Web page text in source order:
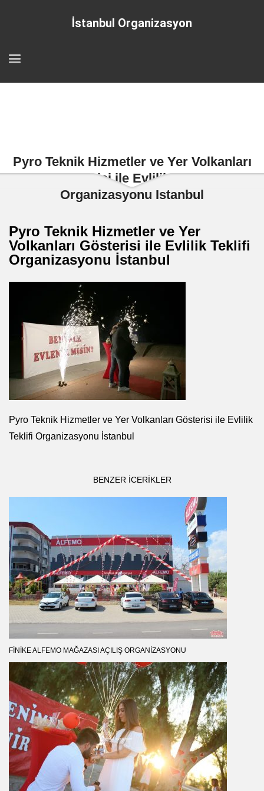
İstanbul Organizasyon
Pyro Teknik Hizmetler ve Yer Volkanları
Gösterisi ile Evlilik Teklifi
Organizasyonu İstanbul
Pyro Teknik Hizmetler ve Yer
Volkanları Gösterisi ile Evlilik Teklifi
Organizasyonu İstanbul
Pyro Teknik Hizmetler ve Yer Volkanları Gösterisi ile Evlilik
Teklifi Organizasyonu İstanbul
BENZER ICERIKLER
FINIKE ALFEMO MAĞAZASI AÇILIŞ ORGANIZASYONU